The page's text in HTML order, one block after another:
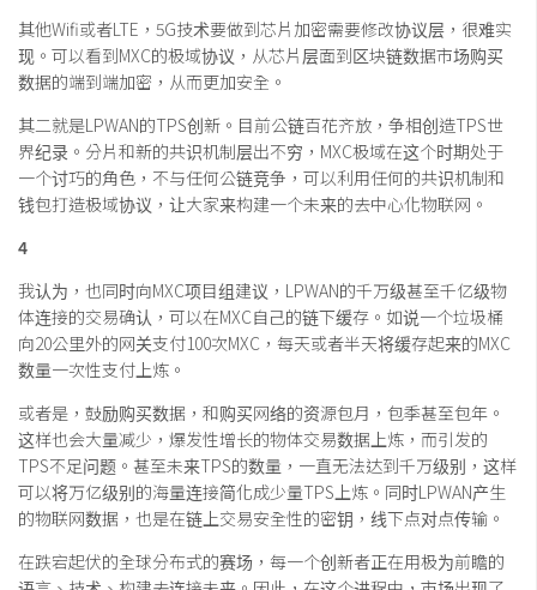
其他Wifi或者LTE，5G技术要做到芯片加密需要修改协议层，很难实
现。可以看到MXC的极域协议，从芯片层面到区块链数据市场购买
数据的端到端加密，从而更加安全。
其二就是LPWAN的TPS创新。目前公链百花齐放，争相创造TPS世
界纪录。分片和新的共识机制层出不穷，MXC极域在这个时期处于
一个讨巧的角色，不与任何公链竞争，可以利用任何的共识机制和
钱包打造极域协议，让大家来构建一个未来的去中心化物联网。
4
我认为，也同时向MXC项目组建议，LPWAN的千万级甚至千亿级物
体连接的交易确认，可以在MXC自己的链下缓存。如说一个垃圾桶
向20公里外的网关支付100次MXC，每天或者半天将缓存起来的MXC
数量一次性支付上炼。
或者是，鼓励购买数据，和购买网络的资源包月，包季甚至包年。
这样也会大量减少，爆发性增长的物体交易数据上炼，而引发的
TPS不足问题。甚至未来TPS的数量，一直无法达到千万级别，这样
可以将万亿级别的海量连接简化成少量TPS上炼。同时LPWAN产生
的物联网数据，也是在链上交易安全性的密钥，线下点对点传输。
在跌宕起伏的全球分布式的赛场，每一个创新者正在用极为前瞻的